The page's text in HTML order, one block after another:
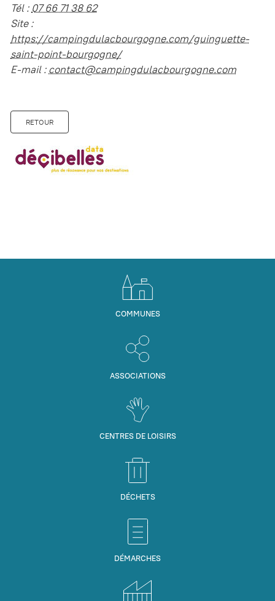
Tél : 07 66 71 38 62
Site :
https://campingdulacbourgogne.com/guinguette-
saint-point-bourgogne/
E-mail :contact@campingdulacbourgogne.com
RETOUR
COMMUNES
ASSOCIATIONS
CENTRES DE LOISIRS
DÉCHETS
DÉMARCHES